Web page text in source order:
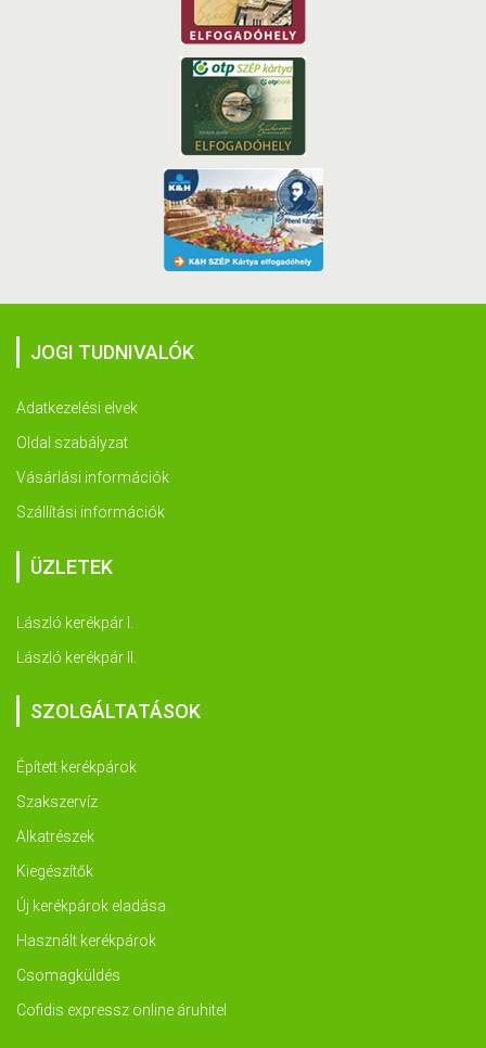
JOGI TUDNIVALÓK
Adatkezelési elvek
Oldal szabályzat
Vásárlási információk
Szállítási információk
ÜZLETEK
László kerékpár I.
László kerékpár II.
SZOLGÁLTATÁSOK
Épített kerékpárok
Szakszervíz
Alkatrészek
Kiegészítők
Új kerékpárok eladása
Használt kerékpárok
Csomagküldés
Cofidis expressz online áruhitel